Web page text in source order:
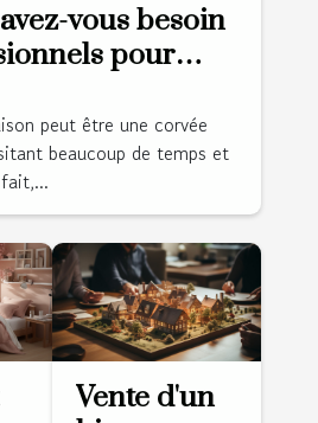
vous besoin
pour
domicile ?
peut être une corvée
beaucoup de temps et
Vente d'un